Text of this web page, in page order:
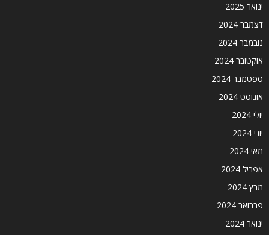
ינואר 2025
דצמבר 2024
נובמבר 2024
אוקטובר 2024
ספטמבר 2024
אוגוסט 2024
יולי 2024
יוני 2024
מאי 2024
אפריל 2024
מרץ 2024
פברואר 2024
ינואר 2024